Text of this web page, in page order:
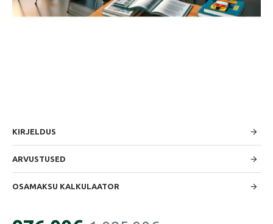
KIRJELDUS
ARVUSTUSED
OSAMAKSU KALKULAATOR